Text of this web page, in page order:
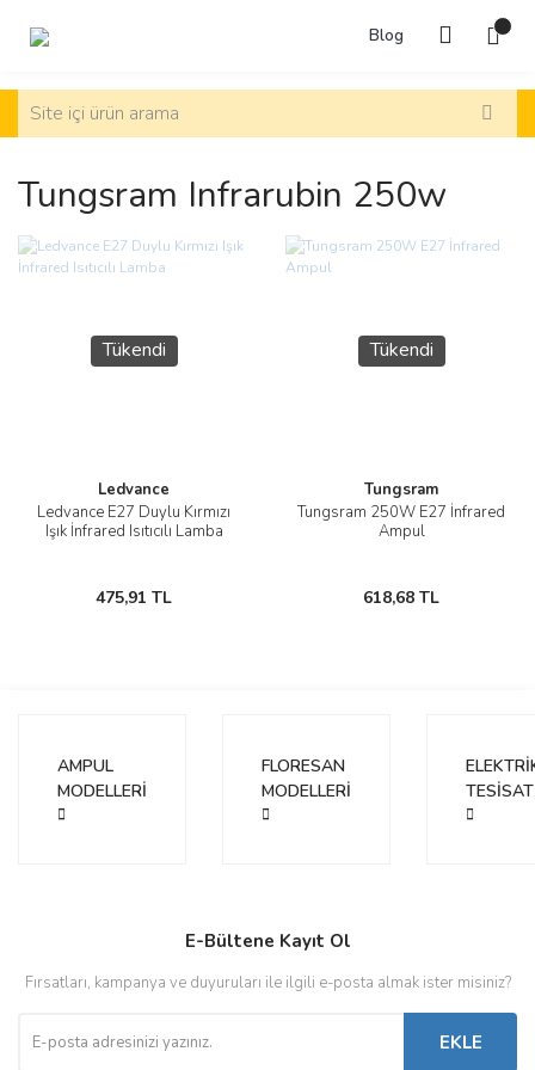
Blog
Tungsram Infrarubin 250w
Tükendi
Ledvance
Ledvance E27 Duylu Kırmızı
Işık İnfrared Isıtıcılı Lamba
475,91 TL
Tükendi
Tungsram
Tungsram 250W E27 İnfrared
Ampul
618,68 TL
AMPUL
MODELLERİ
FLORESAN
MODELLERİ
TESİSAT
E-Bültene Kayıt Ol
Fırsatları, kampanya ve duyuruları ile ilgili e-posta almak ister misiniz?
EKLE